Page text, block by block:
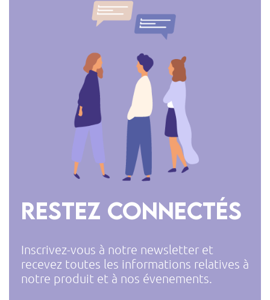
Restez connectés
Inscrivez-vous à notre newsletter et
recevez toutes les informations relatives à
notre produit et à nos évenements.